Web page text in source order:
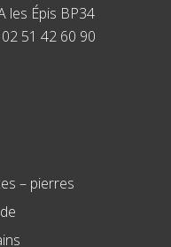
les Épis BP34
51 42 60 90
– pierres